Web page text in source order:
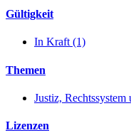
Gültigkeit
In Kraft (1)
Themen
Justiz,
Lizenzen